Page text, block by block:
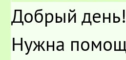
Добрый день!
Нужна